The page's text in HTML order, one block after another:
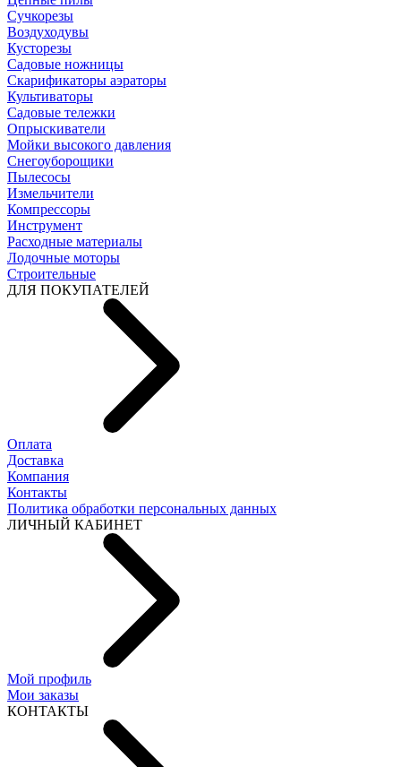
Cучкорезы
Воздуходувы
Кусторезы
Садовые ножницы
Скарификаторы аэраторы
Культиваторы
Садовые тележки
Опрыскиватели
Мойки высокого давления
Снегоуборощики
Пылесосы
Измельчители
Компрессоры
Инструмент
Расходные материалы
Лодочные моторы
Строительные
ДЛЯ ПОКУПАТЕЛЕЙ
Оплата
Доставка
Компания
Контакты
Политика обработки персональных данных
ЛИЧНЫЙ КАБИНЕТ
Мой профиль
Мои заказы
КОНТАКТЫ